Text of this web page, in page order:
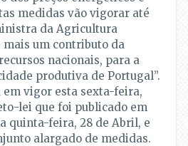
medidas vão vigorar até
da Agricultura
mais um contributo da
nacionais, para a
produtiva de Portugal”.
em vigor esta sexta-feira,
lei que foi publicado em
quinta-feira, 28 de Abril, e
alargado de medidas.